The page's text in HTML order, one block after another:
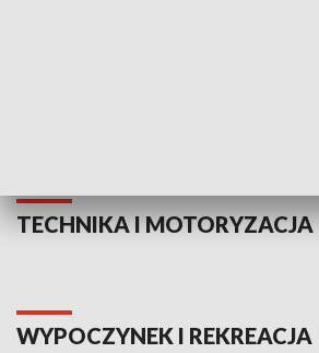
TECHNIKA I MOTORYZACJA
WYPOCZYNEK I REKREACJA